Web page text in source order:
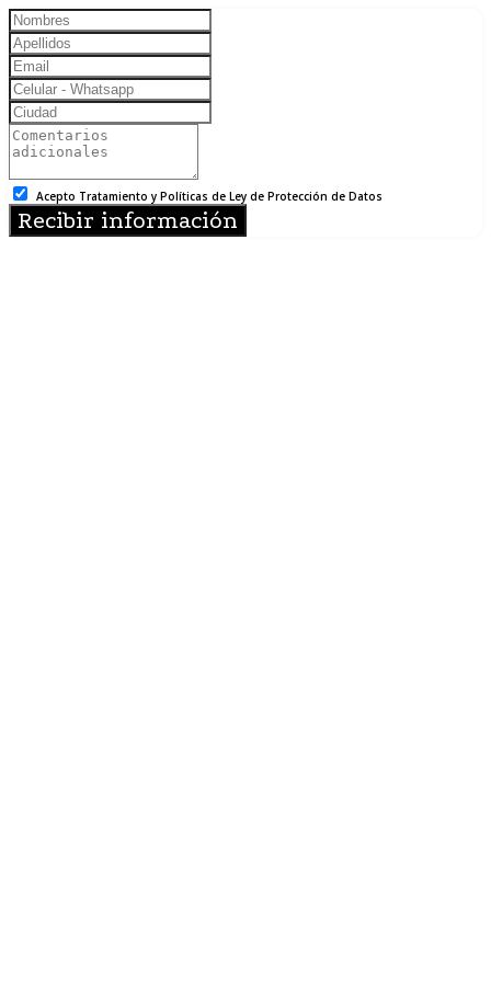
Acepto Tratamiento y Políticas de Ley de Protección de Datos
Recibir información